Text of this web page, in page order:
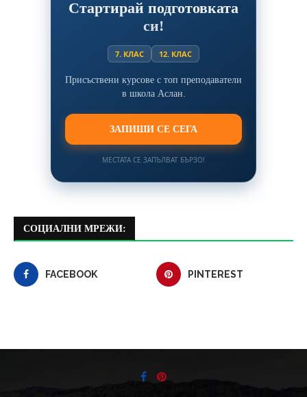
Стартирай подготовката
си!
7. КЛАС 12. КЛАС
Присъствени курсове с топ преподаватели
в школа Аслан.
ЗАПИШИ СЕ СЕГА
МЕСТАТА СЕ ЗАПЪЛВАТ БЪРЗО!
СОЦИАЛНИ МРЕЖИ:
FACEBOOK PINTEREST